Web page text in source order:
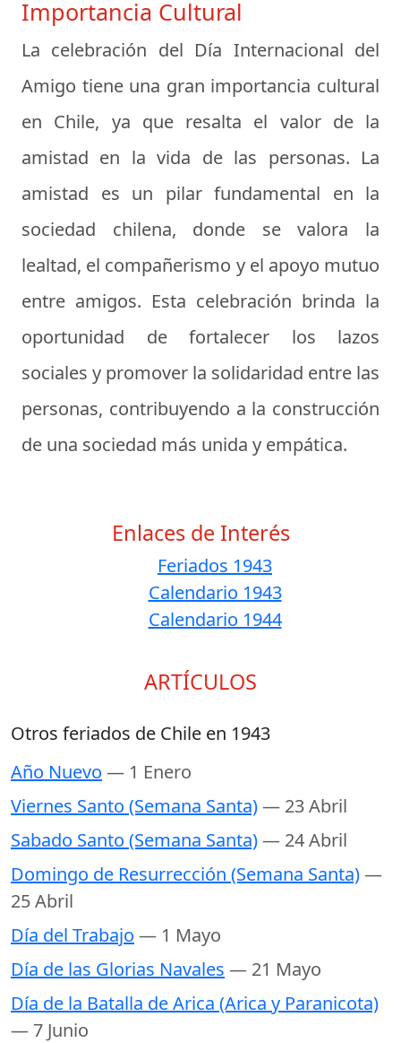
Importancia Cultural
La celebración del Día Internacional del
Amigo tiene una gran importancia cultural
en Chile, ya que resalta el valor de la
amistad en la vida de las personas. La
amistad es un pilar fundamental en la
sociedad chilena, donde se valora la
lealtad, el compañerismo y el apoyo mutuo
entre amigos. Esta celebración brinda la
oportunidad de fortalecer los lazos
sociales y promover la solidaridad entre las
personas, contribuyendo a la construcción
de una sociedad más unida y empática.
Enlaces de Interés
Feriados 1943
Calendario 1943
Calendario 1944
ARTÍCULOS
Otros feriados de Chile en 1943
Año Nuevo — 1 Enero
Viernes Santo (Semana Santa)— 23 Abril
Sabado Santo (Semana Santa)— 24 Abril
Domingo de Resurrección (Semana Santa)—
25 Abril
Día del Trabajo — 1 Mayo
Día de las Glorias Navales — 21 Mayo
Día de la Batalla de Arica (Arica y Paranicota)
— 7 Junio